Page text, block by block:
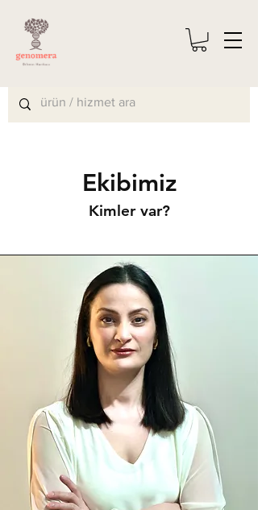
Ekibimiz
Kimler var?